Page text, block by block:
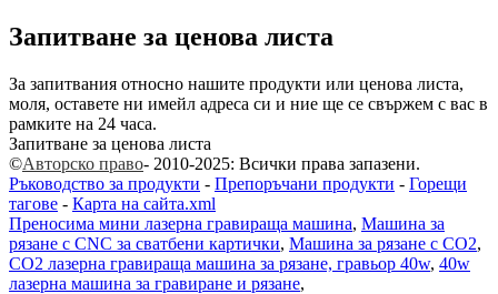
Запитване за ценова листа
За запитвания относно нашите продукти или ценова листа,
моля, оставете ни имейл адреса си и ние ще се свържем с вас в
рамките на 24 часа.
Запитване за ценова листа
©Авторско право- 2010-2025: Всички права запазени.
Ръководство за продукти - Препоръчани продукти - Горещи
тагове - Карта на сайта.xml
Преносима мини лазерна гравираща машина, Машина за
рязане с CNC за сватбени картички, Машина за рязане с CO2,
CO2 лазерна гравираща машина за рязане, гравьор 40w, 40w
лазерна машина за гравиране и рязане,